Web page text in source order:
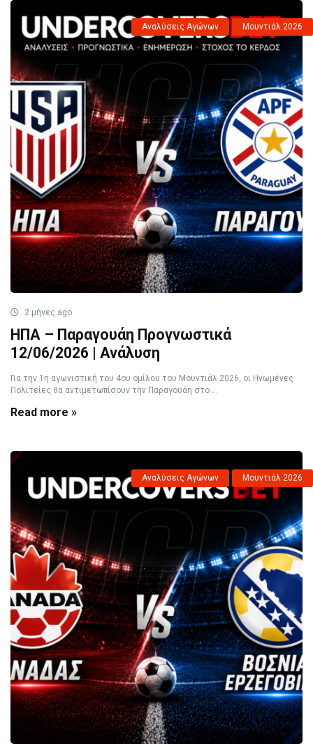
Αναλύσεις Αγώνων Μουντιάλ 2026
2 μήνες ago
ΗΠΑ – Παραγουάη Προγνωστικά
12/06/2026 | Ανάλυση
Για την 1η αγωνιστική του 4ου ομίλου του Μουντιάλ 2026, οι Ηνωμένες
Πολιτείες θα αντιμετωπίσουν την Παραγουάη στο ...
Read more »
Αναλύσεις Αγώνων Μουντιάλ 2026